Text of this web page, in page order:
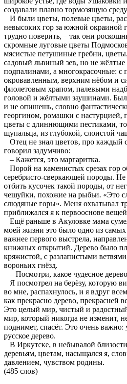
создавали плавно тормозящую
И были цветы, полевые цветы,
невысоких гор за южной окраиной
трудно поверить, – так они
скромные луговые цветы
мясистые петушиные гребни,
садовый львиный зев, но не жёлтые
подпалинами, а многокрасочные: с
окровавленным, верхним нёбом и
фиолетовым храпом, палевыми
головой и жёлтыми заушинами.
и не опишешь, словно
георгином, ромашки с настурцией,
цветы с длиннющими пестиками,
щупальца, из глубокой, слоистой
Отец не знал цветов, про каждый
говорил задумчиво:
– Кажется, это маргаритка.
Порой на каменистых срезах гор
серебристо-сверкающей породы. Не
отбить кусочек такой породы, от
чешуйки, похожие на рыбьи. «Это
слюдяные горы». Меня охватывал
приближался я к первооснове
Ещё раньше в Акуловке мама
моей жизни это было одно из
важнее первого выстрела,
книжных открытий. Дерево было
кряжистой, с разлапистыми
вороньих гнёзд.
– Посмотри, какое чудесное
Я посмотрел на берёзу, которую
во мне, распахнулось, и я вдруг
как прекрасно дерево, прекрасней
Это целый мир, чистый и
мир, который никогда не изменит,
поднимет, спасёт. Это очень важно:
русское дерево.
В Иркутске, в небывалой
деревьям, цветам, насыщался я,
давлением, чувством родины.
(485 слов)